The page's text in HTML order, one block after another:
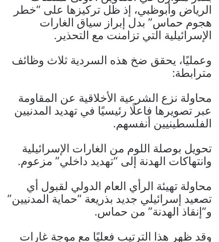
الرياض وأبوظبي، إذ ظل تركيزها على “خطر
هجوم حماس” بدل إبراز سياق الغارات
الإسرائيلية التي تزامنت مع التحذير.
وعمليًا، يحقق ضخ هذه السردية ثلاث وظائف
مترابطة:
محاولة نزع الشرعية الأخلاقية عن المقاومة
عبر تصويرها فاعلًا رئيسيًا في تهديد المدنيين
الفلسطينيين أنفسهم.
تحويل بوصلة اللوم من الغارات الإسرائيلية
وانتهاكات الهدنة إلى “تهديد داخلي” مزعوم.
محاولة تهيئة الرأي العام الدولي لقبول أي
تصعيد إسرائيلي جديد بذريعة “حماية المدنيين”
و“إنقاذ الهدنة” من حماس.
وقد ظهر هذا الترتيب فعليًا مع موجة غارات